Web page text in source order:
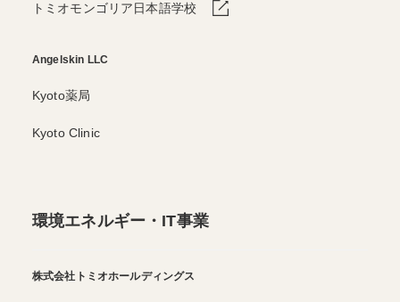
トミオモンゴリア日本語学校
Angelskin LLC
Kyoto薬局
Kyoto Clinic
環境エネルギー・IT事業
株式会社トミオホールディングス